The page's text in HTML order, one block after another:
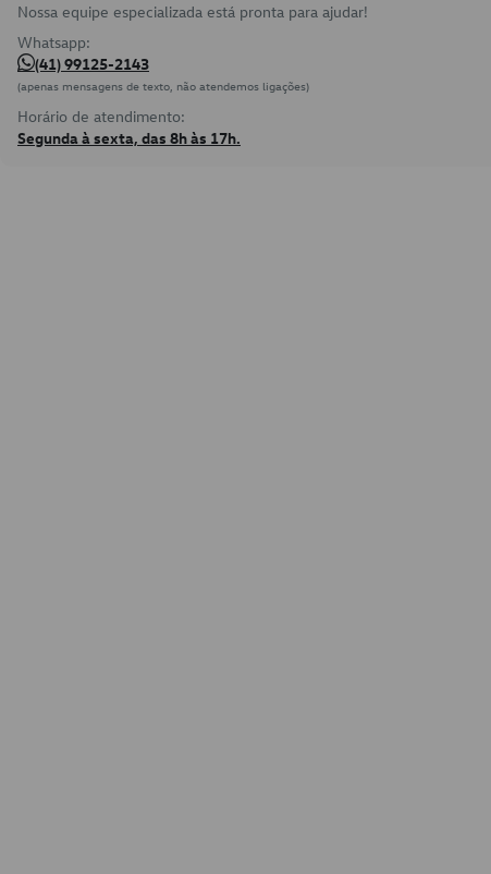
Nossa equipe especializada está pronta para ajudar!
Whatsapp:
(41) 99125-2143
(apenas mensagens de texto, não atendemos ligações)
Horário de atendimento:
Segunda à sexta, das 8h às 17h.